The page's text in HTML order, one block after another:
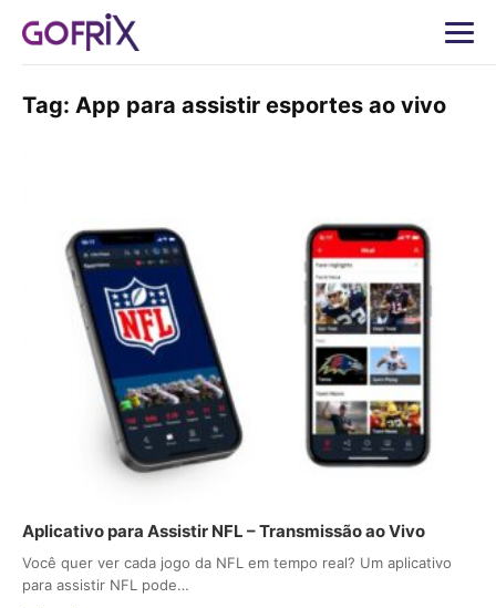
Tag: App para assistir esportes ao vivo
Aplicativo para Assistir NFL – Transmissão ao Vivo
Você quer ver cada jogo da NFL em tempo real? Um aplicativo
para assistir NFL pode…